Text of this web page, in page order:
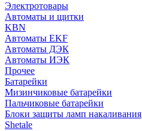
Электротовары
Автоматы и щитки
KBN
Автоматы EKF
Автоматы ДЭК
Автоматы ИЭК
Прочее
Батарейки
Мизинчиковые батарейки
Пальчиковые батарейки
Блоки защиты ламп накаливания
Shetale